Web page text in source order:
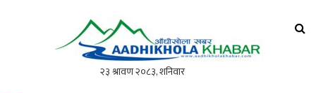
मोफसलकै लोकप्रिय अनलाइन पत्रिका